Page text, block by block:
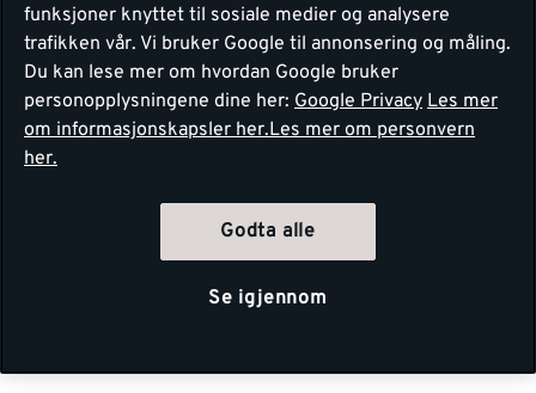
funksjoner knyttet til sosiale medier og analysere
trafikken vår. Vi bruker Google til annonsering og måling.
Du kan lese mer om hvordan Google bruker
personopplysningene dine her: Google Privacy Les mer
om informasjonskapsler her.Les mer om personvern
her.
Godta alle
Se igjennom